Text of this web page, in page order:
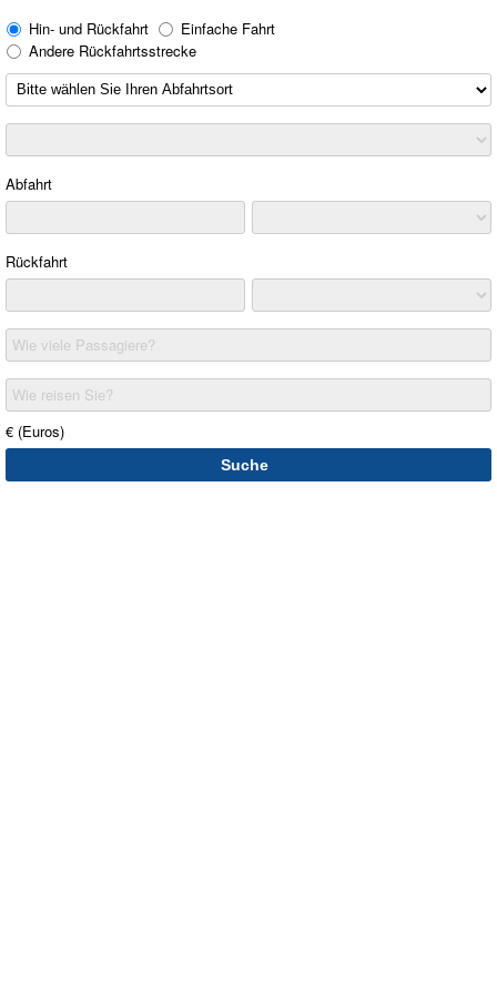
Hin- und Rückfahrt
Einfache Fahrt
Andere Rückfahrtsstrecke
Abfahrt
Rückfahrt
Wie viele Passagiere?
Wie reisen Sie?
€ (Euros)
Suche